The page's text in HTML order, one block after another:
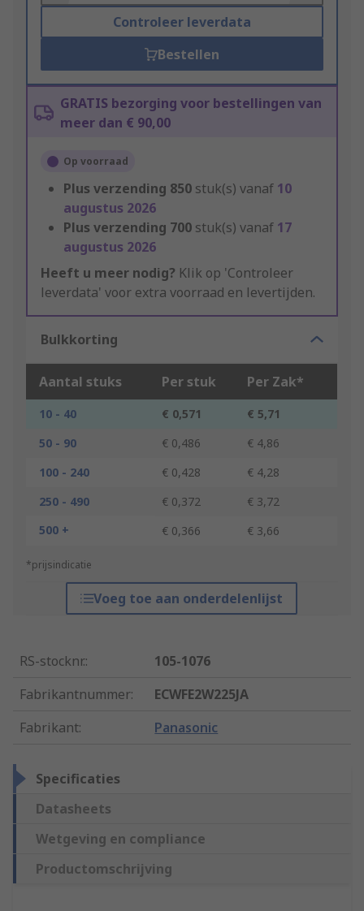
Controleer leverdata
Bestellen
GRATIS bezorging voor bestellingen van
meer dan € 90,00
Op voorraad
Plus verzending 850 stuk(s) vanaf 10
augustus 2026
Plus verzending 700 stuk(s) vanaf 17
augustus 2026
Heeft u meer nodig? Klik op 'Controleer
leverdata' voor extra voorraad en levertijden.
Bulkkorting
Aantal stuks Per stuk Per Zak*
10 - 40 € 0,571
€ 5,71
50 - 90
€ 0,486
€ 4,86
100 - 240
€ 0,428
€ 4,28
250 - 490
€ 0,372
€ 3,72
500 +
€ 0,366 € 3,66
*prijsindicatie
Voeg toe aan onderdelenlijst
RS-stocknr.:
105-1076
Fabrikantnummer:
ECWFE2W225JA
Fabrikant: Panasonic
Specificaties
Datasheets
Wetgeving en compliance
Productomschrijving